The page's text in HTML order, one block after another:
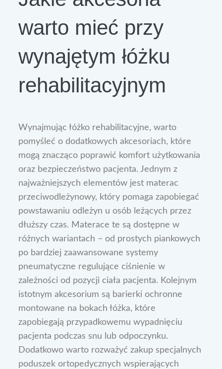
warto mieć przy
wynajętym łóżku
rehabilitacyjnym
Wynajmując łóżko rehabilitacyjne, warto
pomyśleć o dodatkowych akcesoriach, które
mogą znacząco poprawić komfort użytkowania
oraz bezpieczeństwo pacjenta. Jednym z
najważniejszych elementów jest materac
przeciwodleżynowy, który pomaga zapobiegać
powstawaniu odleżyn u osób leżących przez
dłuższy czas. Materace te są dostępne w
różnych wariantach – od prostych piankowych
po bardziej zaawansowane systemy
pneumatyczne regulujące ciśnienie w
zależności od pozycji ciała pacjenta. Kolejnym
istotnym akcesorium są barierki ochronne
montowane na bokach łóżka, które
zapobiegają przypadkowemu wypadnięciu
pacjenta podczas snu lub odpoczynku.
Dodatkowo warto rozważyć zakup specjalnych
poduszek ortopedycznych wspierających